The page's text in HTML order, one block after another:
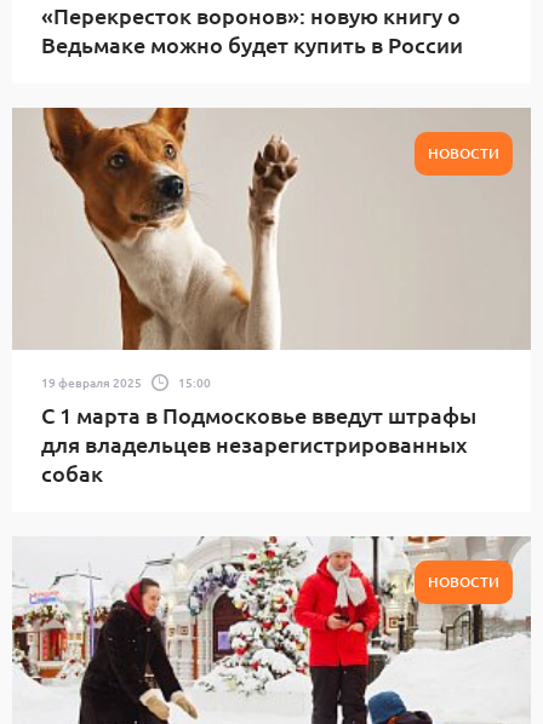
«Перекресток воронов»: новую книгу о
Ведьмаке можно будет купить в России
НОВОСТИ
19 февраля 2025 15:00
С 1 марта в Подмосковье введут штрафы
для владельцев незарегистрированных
собак
НОВОСТИ